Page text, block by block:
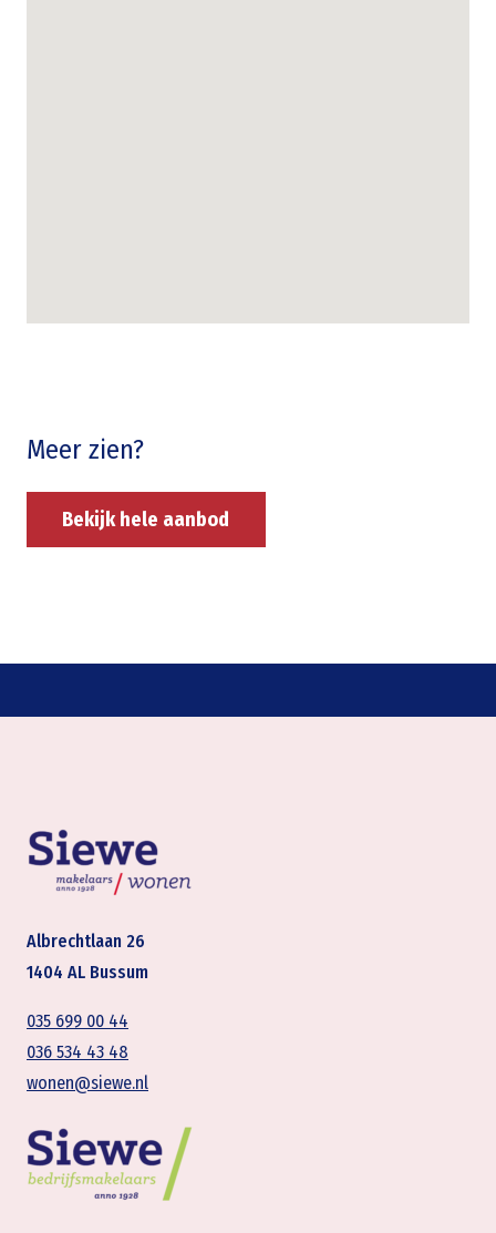
Meer zien?
Bekijk hele aanbod
Albrechtlaan 26
1404 AL Bussum
035 699 00 44
036 534 43 48
wonen@siewe.nl